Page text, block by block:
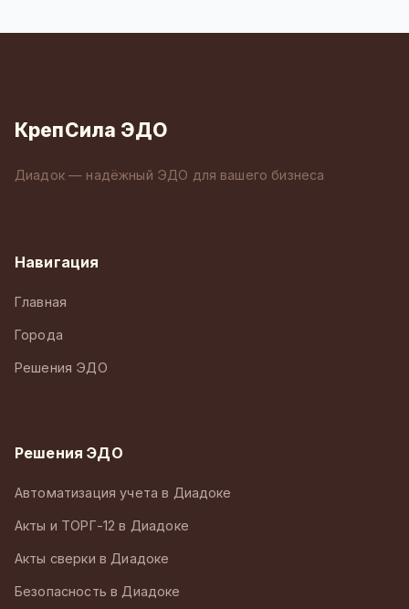
КрепСила ЭДО
Диадок — надёжный ЭДО для вашего бизнеса
Навигация
Главная
Города
Решения ЭДО
Решения ЭДО
Автоматизация учета в Диадоке
Акты и ТОРГ-12 в Диадоке
Акты сверки в Диадоке
Безопасность в Диадоке